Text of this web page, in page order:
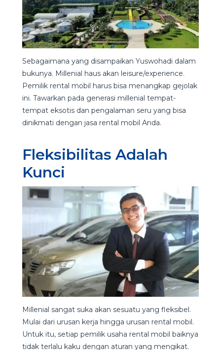
Sebagaimana yang disampaikan Yuswohadi dalam
bukunya. Millenial haus akan leisure/experience.
Pemilik rental mobil harus bisa menangkap gejolak
ini. Tawarkan pada generasi millenial tempat-
tempat eksotis dan pengalaman seru yang bisa
dinikmati dengan jasa rental mobil Anda.
Fleksibilitas Adalah
Kunci
Millenial sangat suka akan sesuatu yang fleksibel.
Mulai dari urusan kerja hingga urusan rental mobil.
Untuk itu, setiap pemilik usaha rental mobil baiknya
tidak terlalu kaku dengan aturan yang mengikat.